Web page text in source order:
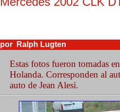
por Ralph Lugten
Estas fotos fueron tomadas
Holanda. Corresponden al
auto de Jean Alesi.